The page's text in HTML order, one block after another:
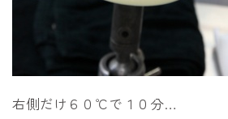
右側だけ６０℃で１０分…